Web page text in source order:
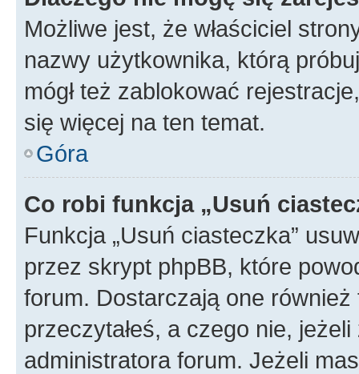
Możliwe jest, że właściciel
nazwy użytkownika, którą
mógł też zablokować
się więcej na ten temat.
Góra
Co robi funkcja „Usuń
Funkcja „Usuń ciasteczka”
przez skrypt phpBB, które
forum. Dostarczają one
przeczytałeś, a czego nie,
administratora forum. Jeżeli